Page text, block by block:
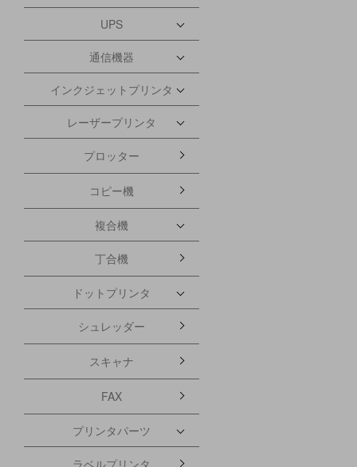
UPS
通信機器
インクジェットプリンタ
レーザープリンタ
プロッター
コピー機
複合機
丁合機
ドットプリンタ
シュレッダー
スキャナ
FAX
プリンタパーツ
ラベルプリンタ